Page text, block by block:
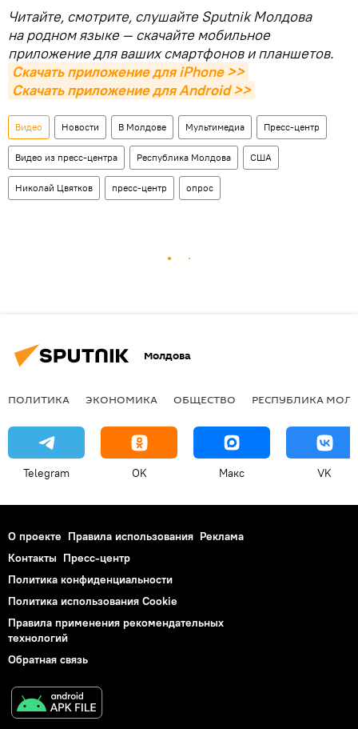
Читайте, смотрите, слушайте Sputnik Молдова
на родном языке — скачайте мобильное
приложение для ваших смартфонов и планшетов.
Скачать приложение для iPhone >>
Скачать приложение для Android >>
Видео Новости В Молдове Мультимедиа Пресс-центр
Видео из пресс-центра Республика Молдова США
Николай Цвятков пресс-центр опрос
Молдова
ПОЛИТИКА ЭКОНОМИКА ОБЩЕСТВО РЕСПУБЛИКА
Telegram OK Макс VK
О проекте Правила использования Реклама
Контакты Пресс-центр
Политика конфиденциальности
Политика использования Cookie
Правила применения рекомендательных
технологий
Обратная связь